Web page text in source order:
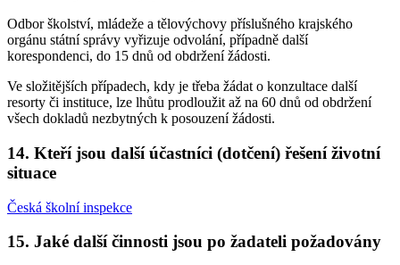
Odbor školství, mládeže a tělovýchovy příslušného krajského
orgánu státní správy vyřizuje odvolání, případně další
korespondenci, do 15 dnů od obdržení žádosti.
Ve složitějších případech, kdy je třeba žádat o konzultace další
resorty či instituce, lze lhůtu prodloužit až na 60 dnů od obdržení
všech dokladů nezbytných k posouzení žádosti.
14. Kteří jsou další účastníci (dotčení) řešení životní
situace
Česká školní inspekce
15. Jaké další činnosti jsou po žadateli požadovány